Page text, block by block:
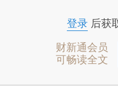
登录后获
财新通会员
可畅读全文